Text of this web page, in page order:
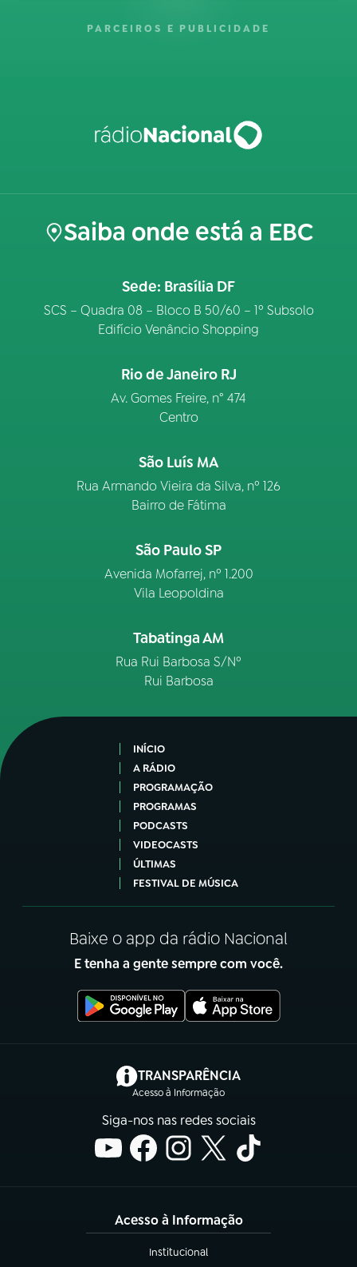
PARCEIROS E PUBLICIDADE
Saiba onde está a EBC
Sede: Brasília DF
SCS – Quadra 08 – Bloco B 50/60 – 1º Subsolo
Edifício Venâncio Shopping
Rio de Janeiro RJ
Av. Gomes Freire, n° 474
Centro
São Luís MA
Rua Armando Vieira da Silva, nº 126
Bairro de Fátima
São Paulo SP
Avenida Mofarrej, nº 1.200
Vila Leopoldina
Tabatinga AM
Rua Rui Barbosa S/Nº
Rui Barbosa
INÍCIO
A RÁDIO
PROGRAMAÇÃO
PROGRAMAS
PODCASTS
VIDEOCASTS
ÚLTIMAS
FESTIVAL DE MÚSICA
Baixe o app da rádio Nacional
E tenha a gente sempre com você.
TRANSPARÊNCIA
Acesso à Informação
(abre em nova aba)
Siga-nos nas redes sociais
Acesso à Informação
Institucional
(abre em nova aba)